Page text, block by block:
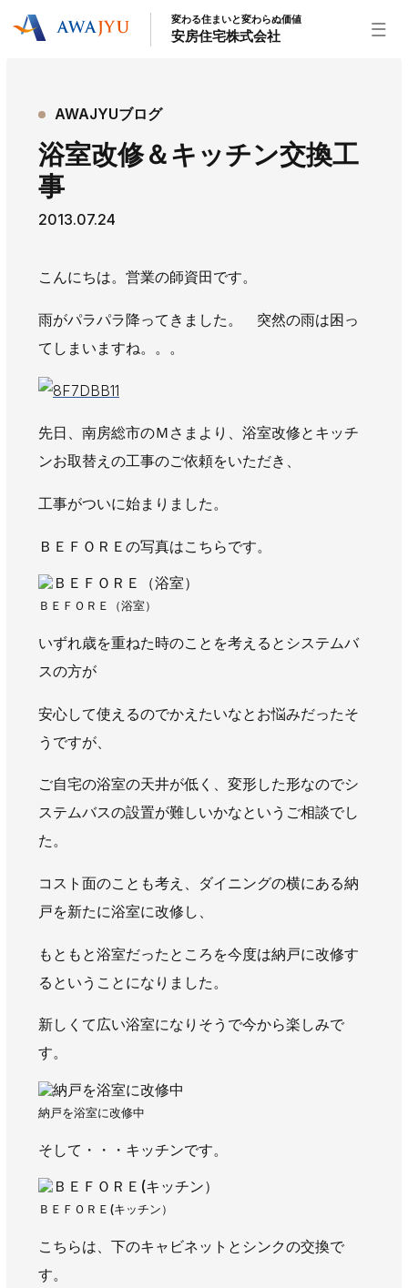
リフォーム事業 外装事業
新築住宅事業
不動産事業
大型物件事業
スタッフ紹介
社長ブログ
AWAJYUブログ
安房住まいる
大型工事施工事例
採用情報
協力会社募集
お問い合わせ
変わる住まいと変わらぬ価値
安房住宅株式会社
AWAJYUブログ
浴室改修＆キッチン交換工
事
2013.07.24
こんにちは。営業の師資田です。
雨がパラパラ降ってきました。 突然の雨は困っ
てしまいますね。。。
先日、南房総市のＭさまより、浴室改修とキッチ
ンお取替えの工事のご依頼をいただき、
工事がついに始まりました。
ＢＥＦＯＲＥの写真はこちらです。
ＢＥＦＯＲＥ（浴室）
いずれ歳を重ねた時のことを考えるとシステムバ
スの方が
安心して使えるのでかえたいなとお悩みだったそ
うですが、
ご自宅の浴室の天井が低く、変形した形なのでシ
ステムバスの設置が難しいかなというご相談でし
た。
コスト面のことも考え、ダイニングの横にある納
戸を新たに浴室に改修し、
もともと浴室だったところを今度は納戸に改修す
るということになりました。
新しくて広い浴室になりそうで今から楽しみで
す。
納戸を浴室に改修中
そして・・・キッチンです。
ＢＥＦＯＲＥ(キッチン）
こちらは、下のキャビネットとシンクの交換で
す。